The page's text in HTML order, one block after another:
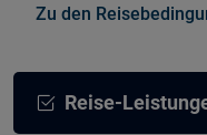
Zu den
Reise-